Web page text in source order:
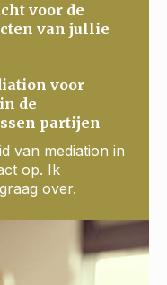
voor de
van jullie
voor
de
partijen
van mediation in
op. Ik
over.